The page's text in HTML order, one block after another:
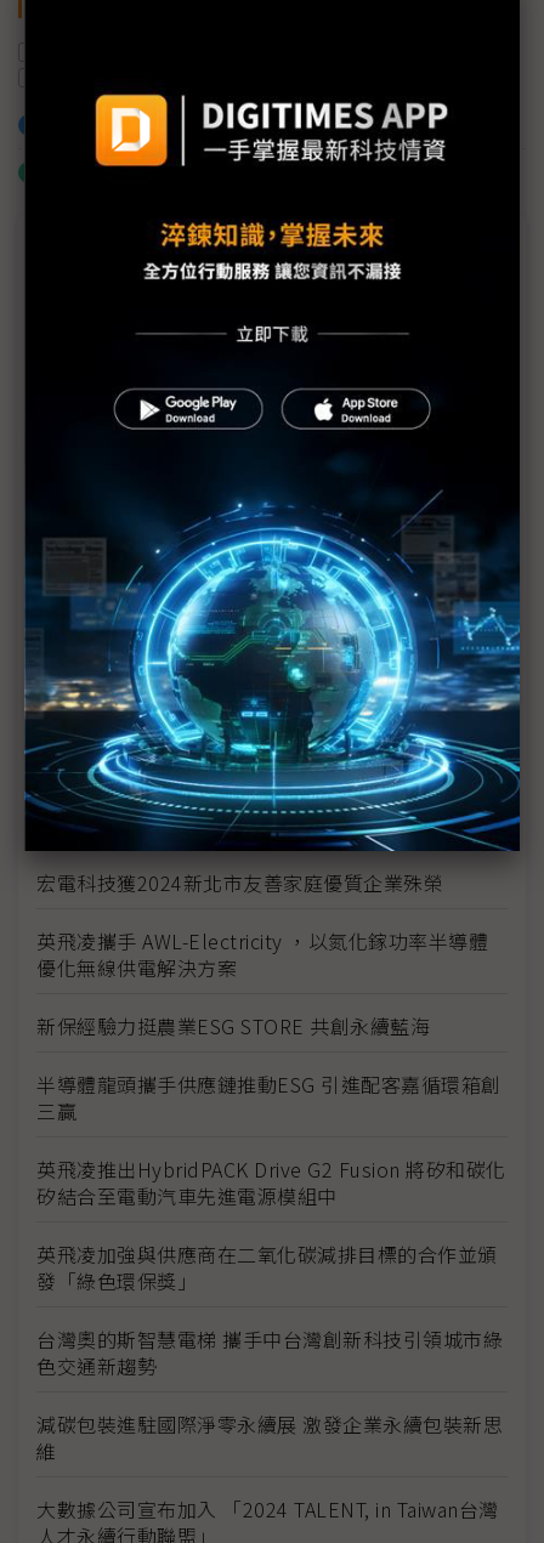
加入已選取到「關鍵字追蹤」
什麼是「關鍵字追蹤」
議題精選－ESG專欄
方案 落實生態永續發展的願景
東捷資訊推ACE王牌計畫 搶攻企業轉型商機添動能
伊雲谷獲永續獎項雙認證 數位韌性驅動永續發展
啟動Common Criteria產學合作 安華聯網攜手北科大
培育台灣資安人才
裕富支持攸惜關懷協會 推動水電系計畫
裕融企業打造「文化共融 平權共享」公益精神
大同永續搶攻碳權商機 完成高價藍碳交易
麗升能源打造「綠電交易加速器」
宏電科技獲2024新北市友善家庭優質企業殊榮
英飛凌攜手 AWL-Electricity ，以氮化鎵功率半導體
優化無線供電解決方案
新保經驗力挺農業ESG STORE 共創永續藍海
半導體龍頭攜手供應鏈推動ESG 引進配客嘉循環箱創
三贏
英飛凌推出HybridPACK Drive G2 Fusion 將矽和碳化
矽結合至電動汽車先進電源模組中
英飛凌加強與供應商在二氧化碳減排目標的合作並頒
發「綠色環保獎」
台灣奧的斯智慧電梯 攜手中台灣創新科技引領城市綠
色交通新趨勢
減碳包裝進駐國際淨零永續展 激發企業永續包裝新思
維
大數據公司宣布加入 「2024 TALENT, in Taiwan台灣
人才永續行動聯盟」